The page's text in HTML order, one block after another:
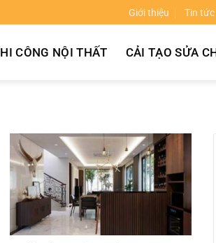
Giới thiệu Tin tức
CÔNG NỘI THẤT CẢI TẠO SỬA